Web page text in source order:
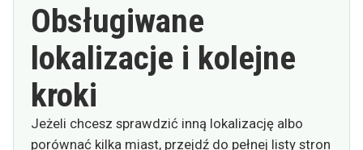
Obsługiwane
lokalizacje i kolejne
kroki
Jeżeli chcesz sprawdzić inną lokalizację albo
porównać kilka miast, przejdź do pełnej listy stron